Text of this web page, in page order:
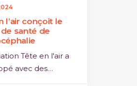
l’air conçoit le
santé de
Tête en l'air a
avec des…